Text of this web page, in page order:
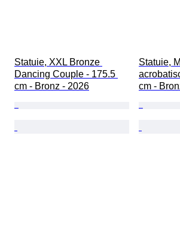
Statuie, XXL Bronze
Dancing Couple - 175.5
cm - Bronz - 2026
Statuie,
cm -